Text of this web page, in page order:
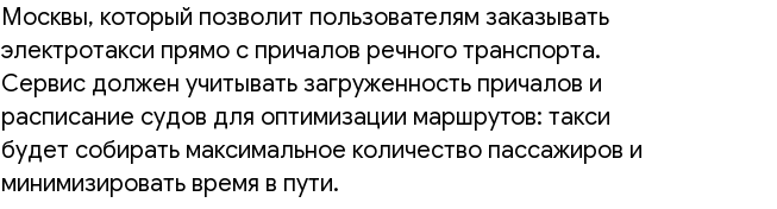
Москвы, который позволит пользователям заказывать
электротакси прямо с причалов речного транспорта.
Сервис должен учитывать загруженность причалов и
расписание судов для оптимизации маршрутов: такси
будет собирать максимальное количество пассажиров и
минимизировать время в пути.